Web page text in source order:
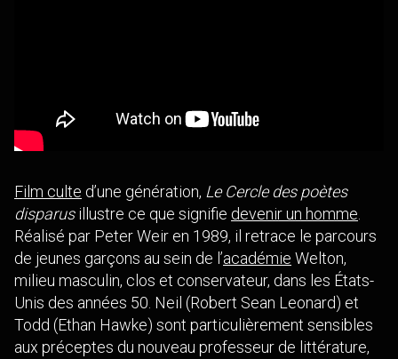
Film culte d’une génération, Le Cercle des poètes
disparusillustre ce que signifie devenir un homme.
Réalisé par Peter Weir en 1989, il retrace le parcours
de jeunes garçons au sein de l’académie Welton,
milieu masculin, clos et conservateur, dans les États-
Unis des années 50. Neil (Robert Sean Leonard) et
Todd (Ethan Hawke) sont particulièrement sensibles
aux préceptes du nouveau professeur de littérature,